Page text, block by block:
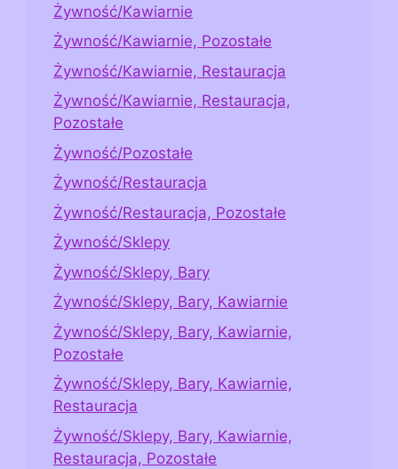
Żywność/Kawiarnie
Żywność/Kawiarnie, Pozostałe
Żywność/Kawiarnie, Restauracja
Żywność/Kawiarnie, Restauracja,
Pozostałe
Żywność/Pozostałe
Żywność/Restauracja
Żywność/Restauracja, Pozostałe
Żywność/Sklepy
Żywność/Sklepy, Bary
Żywność/Sklepy, Bary, Kawiarnie
Żywność/Sklepy, Bary, Kawiarnie,
Pozostałe
Żywność/Sklepy, Bary, Kawiarnie,
Restauracja
Żywność/Sklepy, Bary, Kawiarnie,
Restauracja, Pozostałe